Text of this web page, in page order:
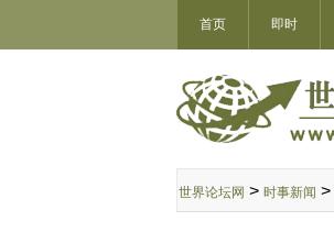
首页 即时
世界论坛网 > 时事新闻 >